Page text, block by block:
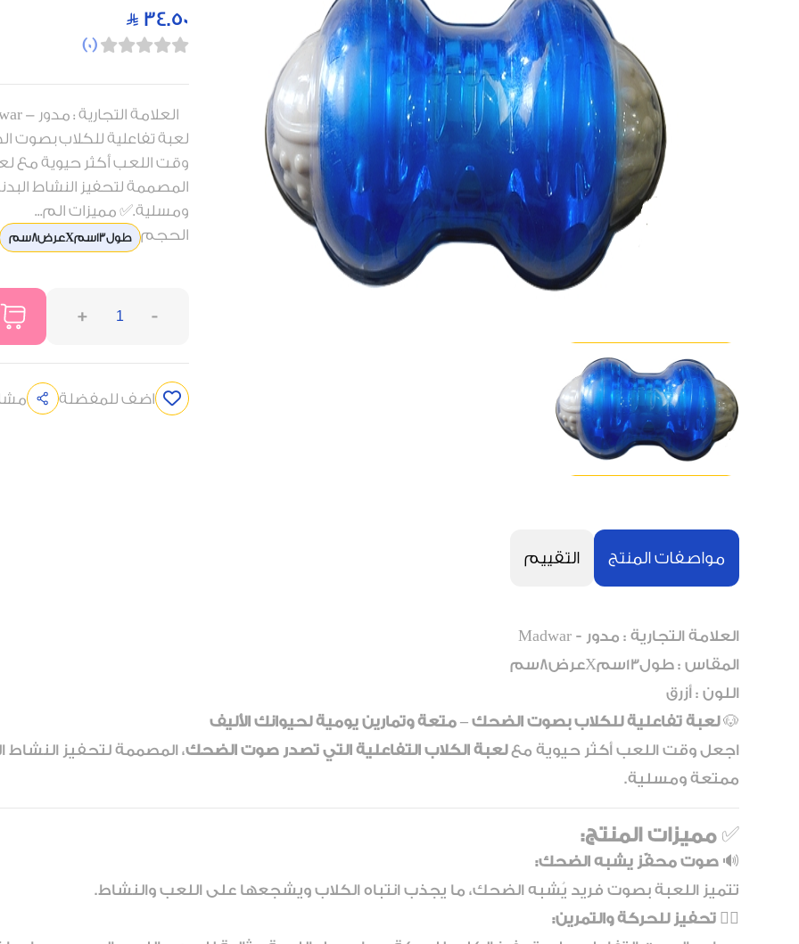
34.50
(
0
)
لعبة تفاعلية للكلاب بصوت
وقت اللعب أكثر حيوية مع
المصممة لتحفيز النشاط
ومسلية.✅ مميزات الم...
الحجم
طول13سمXعرض8سم
-
+
اضف للمفضلة
مواصفات المنتج التقييم
العلامة التجارية : مدور - Madwar
المقاس : طول13سمXعرض8سم
اللون : أزرق
🐶لعبة تفاعلية للكلاب بصوت الضحك – متعة وتمارين يومية لحيوانك الأليف
اجعل وقت اللعب أكثر حيوية معلعبة الكلاب التفاعلية التي تصدر صوت الضحك، المصممة لتحفيز النشاط
ممتعة ومسلية.
✅مميزات المنتج:
🔊صوت محفّز يشبه الضحك:
تتميز اللعبة بصوت فريد يُشبه الضحك، ما يجذب انتباه الكلاب ويشجعها على اللعب والنشاط.
🏃‍♂️تحفيز للحركة والتمرين: